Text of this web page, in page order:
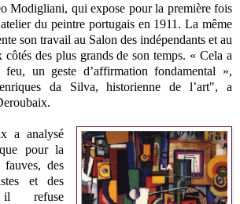
Modigliani, qui expose pour la première fois
du peintre portugais en 1911. La même
son travail au Salon des indépendants et au
côtés des plus grands de son temps. « Cela a
un geste d’affirmation fondamental »,
da Silva, historienne de l’art", a
a analysé
pour la
fauves, des
et des
il refuse